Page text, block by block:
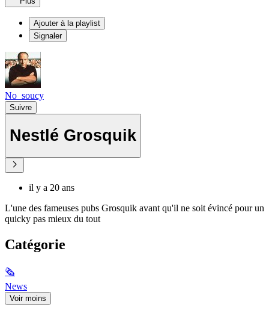
Ajouter à la playlist
Signaler
No_soucy
Suivre
Nestlé Grosquik
il y a 20 ans
L'une des fameuses pubs Grosquik avant qu'il ne soit évincé pour un
quicky pas mieux du tout
Catégorie
🗞
News
Voir moins